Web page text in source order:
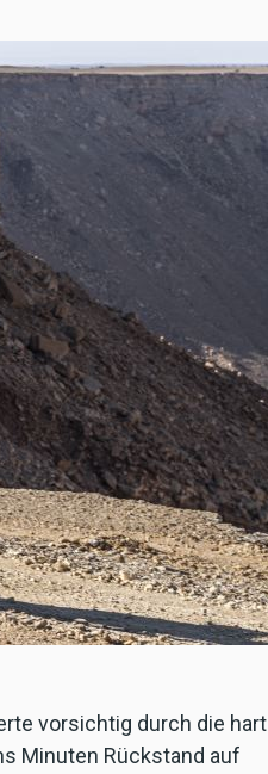
vorsichtig durch die hart
Minuten Rückstand auf